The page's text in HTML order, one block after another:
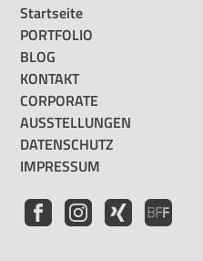
Startseite
PORTFOLIO
BLOG
KONTAKT
CORPORATE
AUSSTELLUNGEN
DATENSCHUTZ
IMPRESSUM